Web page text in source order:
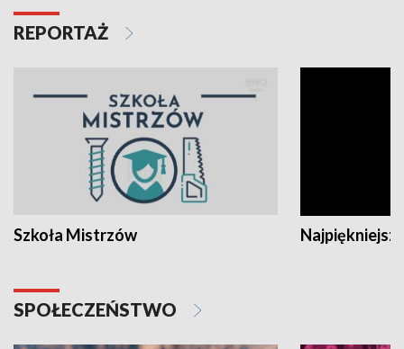
REPORTAŻ
Szkoła Mistrzów
SPOŁECZEŃSTWO